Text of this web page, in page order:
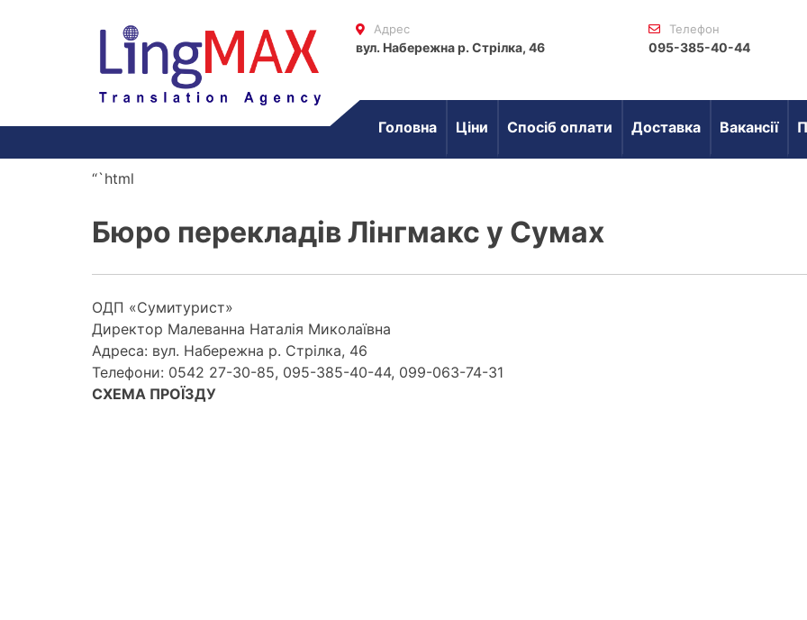
Адрес
вул. Набережна р. Стрілка, 46
Телефон
095-385-40-44
Головна Ціни Спосіб оплати Доставка Вакансії
“`html
Бюро перекладів Лінгмакс у Сумах
ОДП «Сумитурист»
Директор Малеванна Наталія Миколаївна
Адреса: вул. Набережна р. Стрілка, 46
Телефони: 0542 27-30-85, 095-385-40-44, 099-063-74-31
СХЕМА ПРОЇЗДУ